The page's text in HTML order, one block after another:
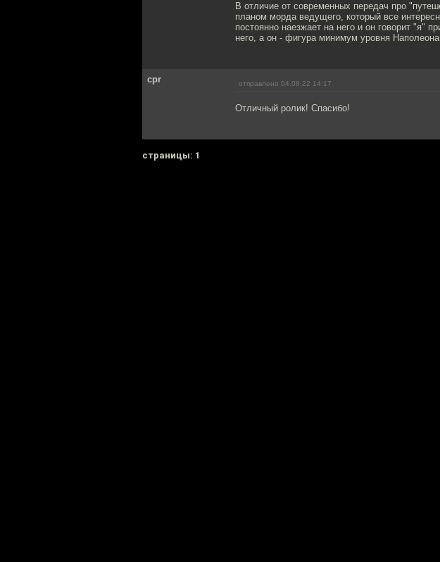
В отличие от современных передач про
планом морда ведущего, который все
постоянно наезжает на него и он говорит "я"
него, а он - фигура минимум уровня
cpr отправлено 04.08.22 14:17
Отличный ролик! Спасибо!
cтраницы: 1